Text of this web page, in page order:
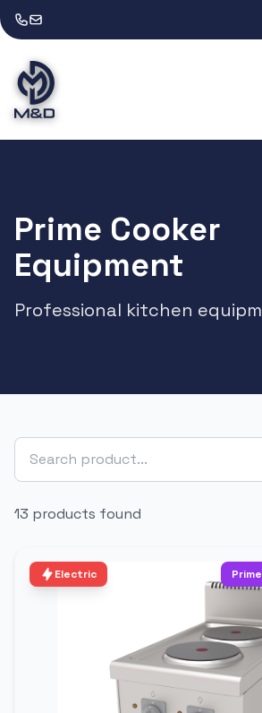
Prime Cooker
Equipment
Professional kitchen
13 products found
Electric